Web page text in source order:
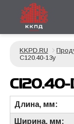
KKPD.RU
С120.40-13у
С120.40-
Длина, мм:
Ширина, мм: